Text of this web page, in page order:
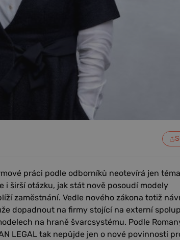
práci podle odborníků neotevírá jen téma
i širší otázku, jak stát nově posoudí modely
zaměstnání. Vedle nového zákona totiž
dopadnout na firmy stojící na externí
na hraně švarcsystému. Podle
LEGAL tak nepůjde jen o nové povinnosti